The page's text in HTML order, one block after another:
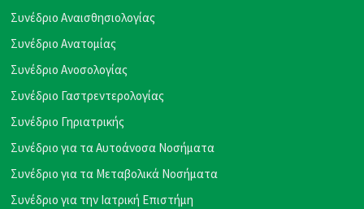
Συνέδριο Αναισθησιολογίας
Συνέδριο Ανατομίας
Συνέδριο Ανοσολογίας
Συνέδριο Γαστρεντερολογίας
Συνέδριο Γηριατρικής
Συνέδριο για τα Αυτοάνοσα Νοσήματα
Συνέδριο για τα Μεταβολικά Νοσήματα
Συνέδριο για την Ιατρική Επιστήμη